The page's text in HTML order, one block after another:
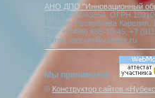
АНО ДПО "Инновационный
ИНН 1001043954, ОГРН
Россия, Республика
Тел: +7(499) 685-10-45, +7
E-mail: moi-uni@yandex.ru
Мы принимаем:
© Конструктор сайтов